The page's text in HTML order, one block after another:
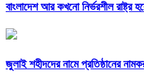
বাংলাদেশ আর কখনো নির্ভরশীল রাষ্ট্র
জুলাই শহীদদের নামে প্রতিষ্ঠানের